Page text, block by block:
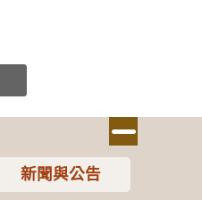
新聞與公告